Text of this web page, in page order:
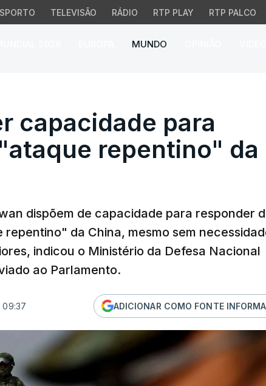
TELEVISÃO RÁDIO RTP PLAY RTP PALCO
MUNDO
capacidade para
capacidade para
repentino" da
dispõem de capacidade para responder
da China, mesmo sem
indicou o Ministério da Defesa Nacional
ao Parlamento.
09:37 ADICIONAR COMO FONTE